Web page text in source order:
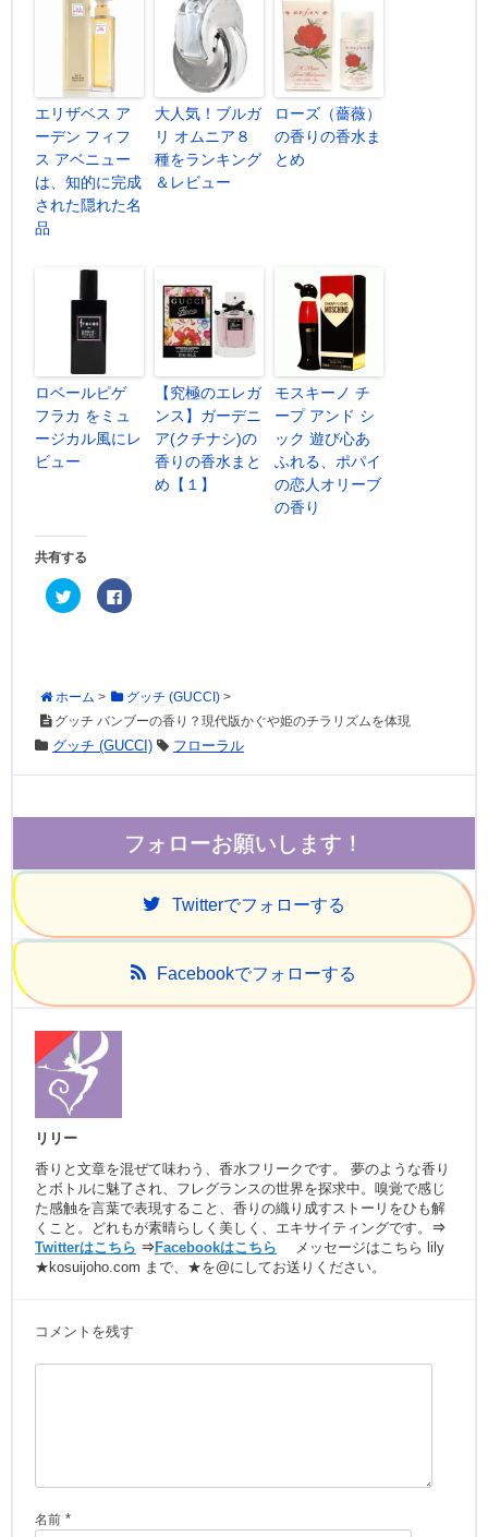
エリザベス ア
ーデン フィフ
ス アベニュー
は、知的に完成
された隠れた名
品
大人気！ブルガ
リ オムニア８
種をランキング
＆レビュー
ローズ（薔薇）
の香りの香水ま
とめ
ロベールピゲ
フラカ をミュ
ージカル風にレ
ビュー
【究極のエレガ
ンス】ガーデニ
ア(クチナシ)の
香りの香水まと
め【１】
モスキーノ チ
ープ アンド シ
ック 遊び心あ
ふれる、ポパイ
の恋人オリーブ
の香り
共有する
ク
リ
i
t
r
共
新
ィ
ン
開
き
F
a
で
共
有
す
る
は
ッ
し
て
く
だ
新
し
ウ
ィ
ド
ホーム > グッチ (GUCCI) >
グッチ バンブーの香り？現代版かぐや姫のチラリズムを体現
グッチ (GUCCI) フローラル
フォローお願いします！
Twitterでフォローする
Facebookでフォローする
リリー
香りと文章を混ぜて味わう、香水フリークです。 夢のような香り
とボトルに魅了され、フレグランスの世界を探求中。嗅覚で感じ
た感触を言葉で表現すること、香りの織り成すストーリをひも解
くこと。どれもが素晴らしく美しく、エキサイティングです。 ⇒
Twitterはこちら ⇒Facebookはこちら メッセージはこちら lily
★kosuijoho.com まで、★を@にしてお送りください。
コメントを残す
名前 *